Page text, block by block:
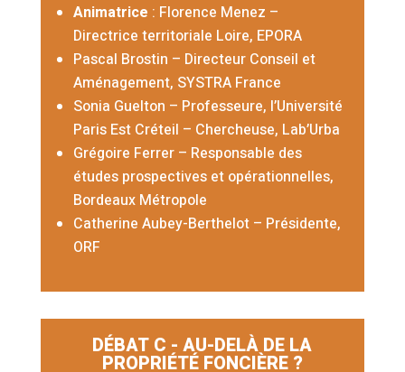
Animatrice : Florence Menez –
Directrice territoriale Loire, EPORA
Pascal Brostin – Directeur Conseil et
Aménagement, SYSTRA France
Sonia Guelton – Professeure, l’Université
Paris Est Créteil – Chercheuse, Lab’Urba
Grégoire Ferrer – Responsable des
études prospectives et opérationnelles,
Bordeaux Métropole
Catherine Aubey-Berthelot – Présidente,
ORF
DÉBAT C - AU-DELÀ DE LA
PROPRIÉTÉ FONCIÈRE ?